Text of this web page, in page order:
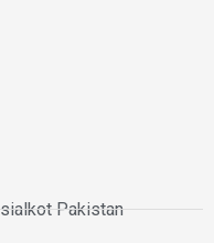
Pakistan